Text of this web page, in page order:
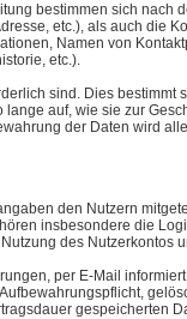
bestimmen sich nach
etc.), als auch die
Namen von
etc.).
sind. Dies bestimmt
auf, wie sie zur
der Daten wird
den Nutzern
insbesondere die
des Nutzerkontos
per E-Mail
gespeicherten